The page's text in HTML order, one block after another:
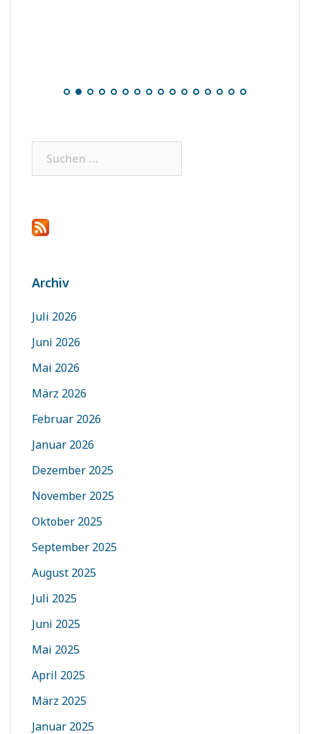
Archiv
Juli 2026
Juni 2026
Mai 2026
März 2026
Februar 2026
Januar 2026
Dezember 2025
November 2025
Oktober 2025
September 2025
August 2025
Juli 2025
Juni 2025
Mai 2025
April 2025
März 2025
Januar 2025